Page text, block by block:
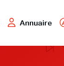
Annuaire